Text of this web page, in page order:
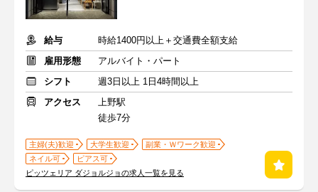
給与
時給1400円以上＋交通費全額支給
雇用形態
アルバイト・パート
シフト
週3日以上 1日4時間以上
アクセス
上野駅
徒歩7分
主婦(夫)歓迎 大学生歓迎
副業・Ｗワーク歓迎
ネイル可
ピアス可
ピッツェリア ダジョルジョの求人一覧を見る